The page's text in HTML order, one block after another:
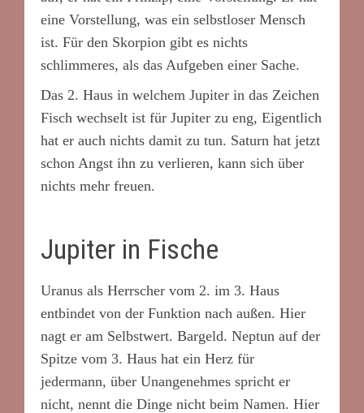
eine Vorstellung, was ein selbstloser Mensch
ist. Für den Skorpion gibt es nichts
schlimmeres, als das Aufgeben einer Sache.
Das 2. Haus in welchem Jupiter in das Zeichen
Fisch wechselt ist für Jupiter zu eng, Eigentlich
hat er auch nichts damit zu tun. Saturn hat jetzt
schon Angst ihn zu verlieren, kann sich über
nichts mehr freuen.
Jupiter in Fische
Uranus als Herrscher vom 2. im 3. Haus
entbindet von der Funktion nach außen. Hier
nagt er am Selbstwert. Bargeld. Neptun auf der
Spitze vom 3. Haus hat ein Herz für
jedermann, über Unangenehmes spricht er
nicht, nennt die Dinge nicht beim Namen. Hier